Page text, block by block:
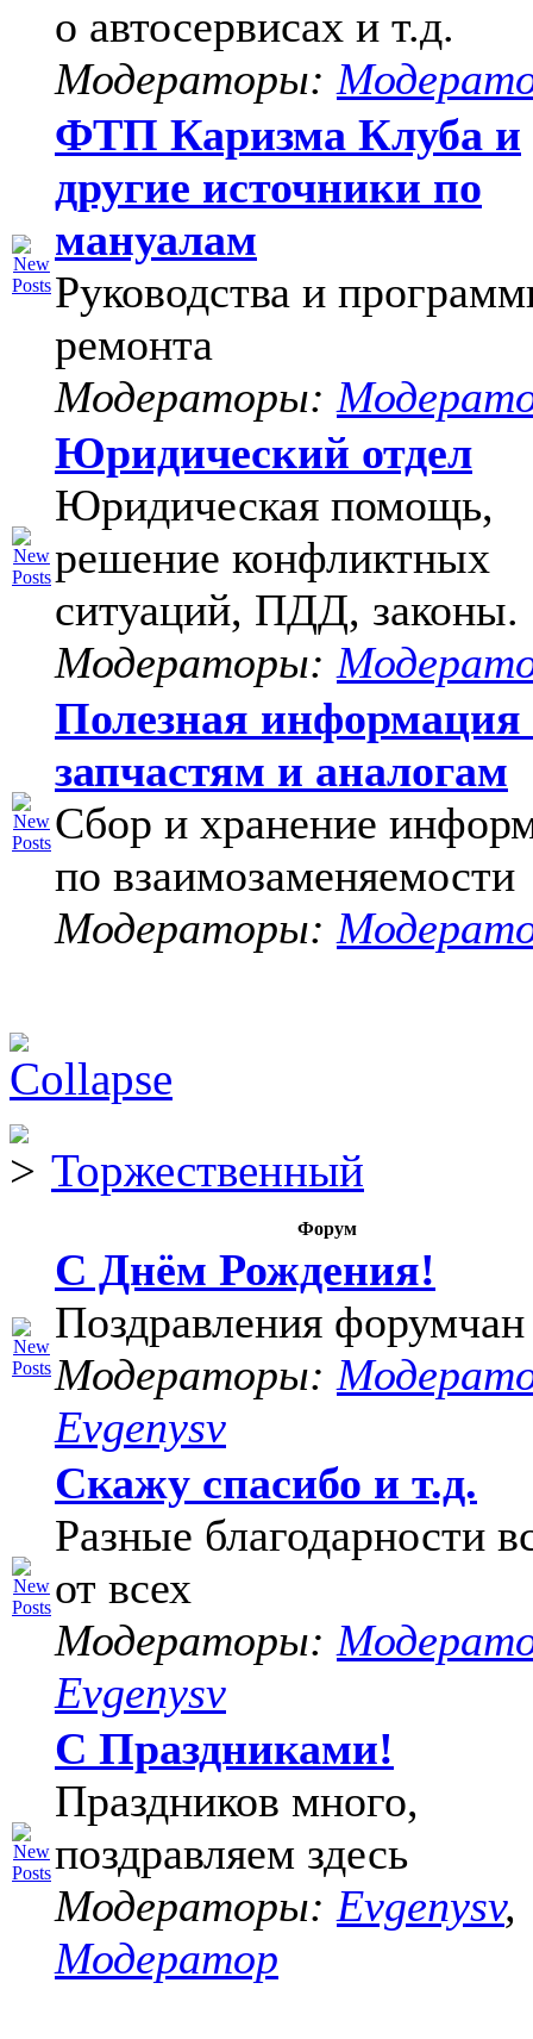
о автосервисах и т.д.
Модераторы:
ФТП Каризма Клуба и
другие источники по
мануалам
Руководства и
ремонта
Модераторы:
Юридический отдел
Юридическая помощь,
решение конфликтных
ситуаций, ПДД, законы.
Модераторы:
Полезная информация
запчастям и аналогам
Сбор и хранение
по взаимозаменяемости
Модераторы:
Торжественный
Форум
С Днём Рождения!
Поздравления форумчан
Модераторы:
Evgenysv
Скажу спасибо и т.д.
Разные благодарности
от всех
Модераторы:
Evgenysv
С Праздниками!
Праздников много,
поздравляем здесь
Модераторы: Evgenysv,
Модератор